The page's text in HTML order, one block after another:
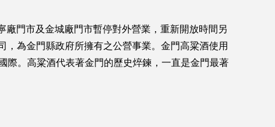
門市及金城廠門市暫停對外營業，重新開放時間另
為金門縣政府所擁有之公營事業。金門高粱酒使用
際。高粱酒代表著金門的歷史焠鍊，一直是金門最著